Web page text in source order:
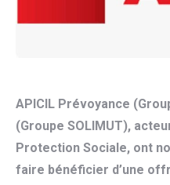
APICIL Prévoyance
(Groupe SOLIMUT),
Protection Sociale, ont
faire bénéficier d’une